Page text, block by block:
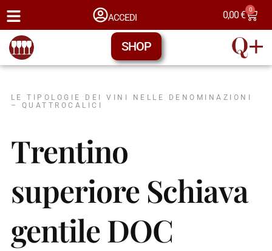
ACCEDI 0,00€ 0
SHOP
LE TIPOLOGIE DEI VINI NELLE DENOMINAZIONI
– QUATTROCALICI
Trentino
superiore Schiava
gentile DOC